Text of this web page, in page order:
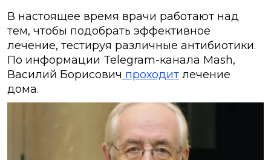
В настоящее время врачи работают над
тем, чтобы подобрать эффективное
лечение, тестируя различные антибиотики.
По информации Telegram-канала Mash,
Василий Борисович проходит лечение
дома.